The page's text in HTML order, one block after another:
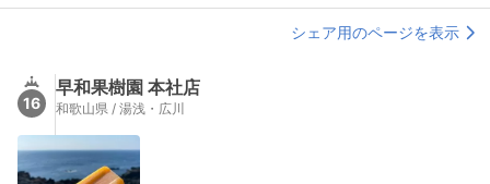
シェア用のページを表示
16
早和果樹園 本社店
和歌山県 / 湯浅・広川